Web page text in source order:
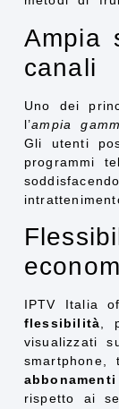
Ampia
canali
Uno dei
l’ampia
Gli utenti
programmi
IPTV Italia
flessibilità ,
visualizzati
rispetto ai